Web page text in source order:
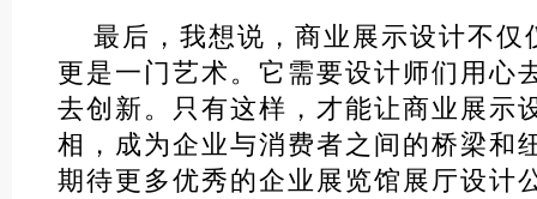
最后，我想说，商业展示设计不仅
更是一门艺术。它需要设计师们用心
去创新。只有这样，才能让商业展示
相，成为企业与消费者之间的桥梁和
期待更多优秀的企业展览馆展厅设计